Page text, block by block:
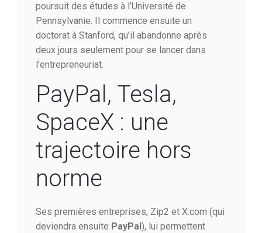
poursuit des études à l’Université de
Pennsylvanie. Il commence ensuite un
doctorat à Stanford, qu’il abandonne après
deux jours seulement pour se lancer dans
l’entrepreneuriat.
PayPal, Tesla,
SpaceX : une
trajectoire hors
norme
Ses premières entreprises, Zip2 et X.com (qui
deviendra ensuite PayPal), lui permettent